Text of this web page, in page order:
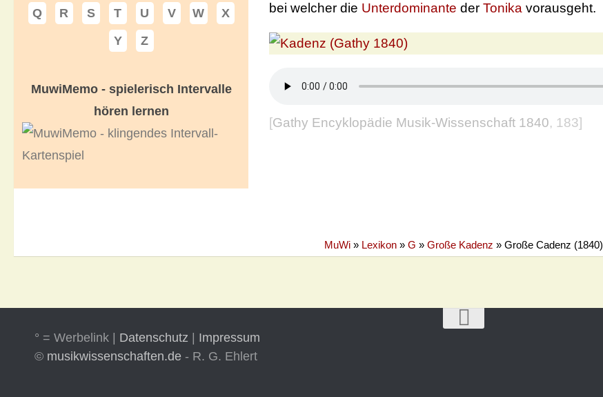
bei welcher die Unterdominante der Tonika vorausgeht.
[Gathy Encyklopädie Musik-Wissenschaft 1840, 183]
Q
R S T U V W
X
Y
Z
MuwiMemo - spielerisch Intervalle
hören lernen
MuWi » Lexikon » G » Große Kadenz » Große Cadenz (1840)
° = Werbelink | Datenschutz
Impressum
© musikwissenschaften.de - R. G. Ehlert